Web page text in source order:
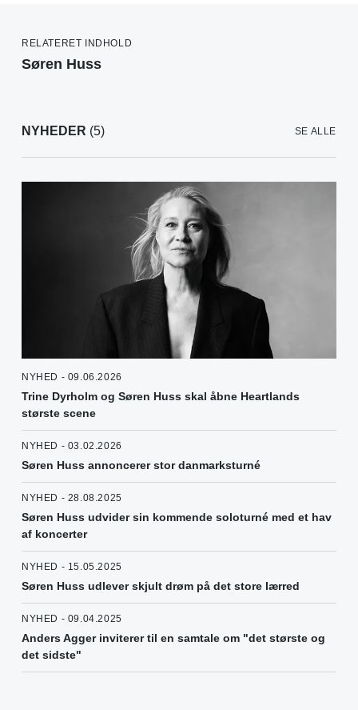
RELATERET INDHOLD
Søren Huss
NYHEDER (5) SE ALLE
NYHED - 09.06.2026
Trine Dyrholm og Søren Huss skal åbne Heartlands
største scene
NYHED - 03.02.2026
Søren Huss annoncerer stor danmarksturné
NYHED - 28.08.2025
Søren Huss udvider sin kommende soloturné med et hav
af koncerter
NYHED - 15.05.2025
Søren Huss udlever skjult drøm på det store lærred
NYHED - 09.04.2025
Anders Agger inviterer til en samtale om "det største og
det sidste"